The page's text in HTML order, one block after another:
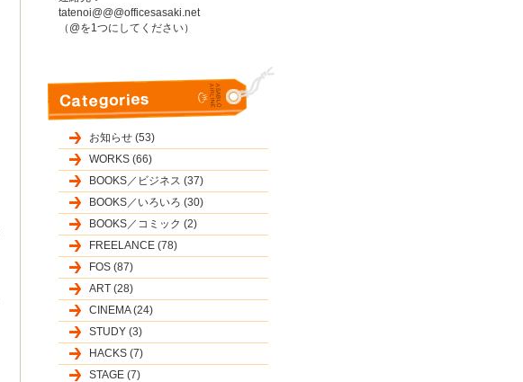
tatenoi@@@officesasaki.net
（@を1つにしてください）
お知らせ (53)
WORKS (66)
BOOKS／ビジネス (37)
BOOKS／いろいろ (30)
BOOKS／コミック (2)
FREELANCE (78)
FOS (87)
ART (28)
CINEMA (24)
STUDY (3)
HACKS (7)
STAGE (7)